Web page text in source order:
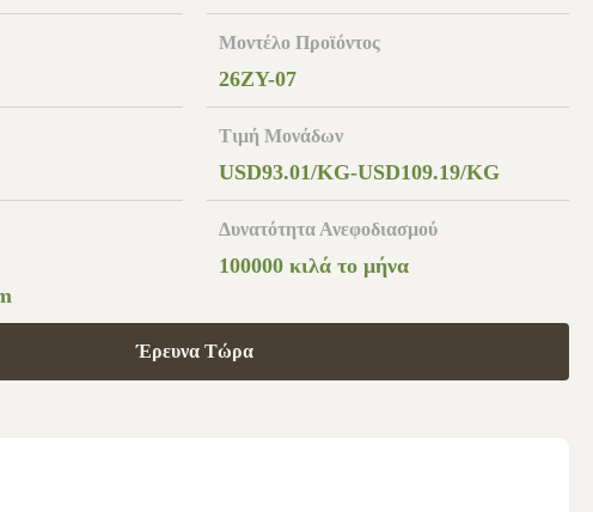
Μοντέλο Προϊόντος
26ZY-07
Τιμή Μονάδων
USD93.01/KG-USD109.19/KG
Δυνατότητα Ανεφοδιασμού
100000 κιλά το μήνα
Έρευνα Τώρα